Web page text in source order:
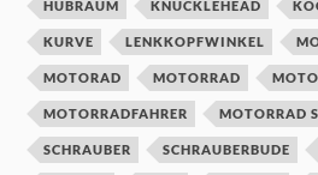
HUBRAUM KNUCKLEHEAD
KURVE LENKKOPFWINKEL
MOTORAD MOTORRAD
MOTORRADFAHRER MOTORRAD
SCHRAUBER SCHRAUBERBUDE